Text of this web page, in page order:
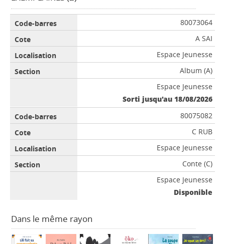
80073064
A SAI
Espace Jeunesse
Album (A)
Espace Jeunesse
Sorti jusqu'au 18/08/2026
80075082
C RUB
Espace Jeunesse
Conte (C)
Espace Jeunesse
Disponible
Dans le même rayon